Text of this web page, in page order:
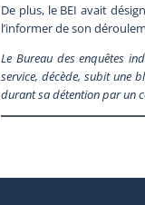
De plus, le BEI avait
l’informer de son
Le Bureau des enquêtes
service, décède, subit une
durant sa détention par un